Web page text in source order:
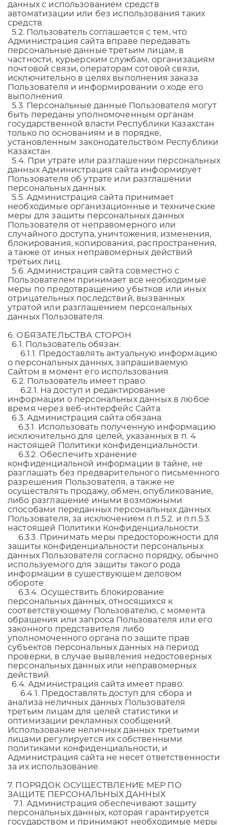
данных с использованием средств
автоматизации или без использования таких
средств.
5.2. Пользователь соглашается с тем, что
Администрация сайта вправе передавать
персональные данные третьим лицам, в
частности, курьерским службам, организациям
почтовой связи, операторам сотовой связи,
исключительно в целях выполнения заказа
Пользователя и информировании о ходе его
выполнения.
5.3. Персональные данные Пользователя могут
быть переданы уполномоченным органам
государственной власти Республики Казахстан
только по основаниям и в порядке,
установленным законодательством Республики
Казахстан.
5.4. При утрате или разглашении персональных
данных Администрация сайта информирует
Пользователя об утрате или разглашении
персональных данных.
5.5. Администрация сайта принимает
необходимые организационные и технические
меры для защиты персональных данных
Пользователя от неправомерного или
случайного доступа, уничтожения, изменения,
блокирования, копирования, распространения,
а также от иных неправомерных действий
третьих лиц.
5.6. Администрация сайта совместно с
Пользователем принимает все необходимые
меры по предотвращению убытков или иных
отрицательных последствий, вызванных
утратой или разглашением персональных
данных Пользователя.
6. ОБЯЗАТЕЛЬСТВА СТОРОН
6.1. Пользователь обязан:
6.1.1. Предоставлять актуальную информацию
о персональных данных, запрашиваемую
Сайтом в момент его использования.
6.2. Пользователь имеет право:
6.2.1. На доступ и редактирование
информации о персональных данных в любое
время через веб-интерфейс Сайта.
6.3. Администрация сайта обязана:
6.3.1. Использовать полученную информацию
исключительно для целей, указанных в п. 4
настоящей Политики конфиденциальности.
6.3.2. Обеспечить хранение
конфиденциальной информации в тайне, не
разглашать без предварительного письменного
разрешения Пользователя, а также не
осуществлять продажу, обмен, опубликование,
либо разглашение иными возможными
способами переданных персональных данных
Пользователя, за исключением п.п.5.2. и п.п.5.3.
настоящей Политики Конфиденциальности.
6.3.3. Принимать меры предосторожности для
защиты конфиденциальности персональных
данных Пользователя согласно порядку, обычно
используемого для защиты такого рода
информации в существующем деловом
обороте.
6.3.4. Осуществить блокирование
персональных данных, относящихся к
соответствующему Пользователю, с момента
обращения или запроса Пользователя или его
законного представителя либо
уполномоченного органа по защите прав
субъектов персональных данных на период
проверки, в случае выявления недостоверных
персональных данных или неправомерных
действий.
6.4. Администрация сайта имеет право:
6.4.1. Предоставлять доступ для сбора и
анализа неличных данных Пользователя
третьим лицам для целей статистики и
оптимизации рекламных сообщений.
Использование неличных данных третьими
лицами регулируется их собственными
политиками конфиденциальности, и
Администрация сайта не несет ответственности
за их использование.
7. ПОРЯДОК ОСУЩЕСТВЛЕНИЕ МЕР ПО
ЗАЩИТЕ ПЕРСОНАЛЬНЫХ ДАННЫХ
7.1. Администрация обеспечивают защиту
персональных данных, которая гарантируется
государством и принимают необходимые меры